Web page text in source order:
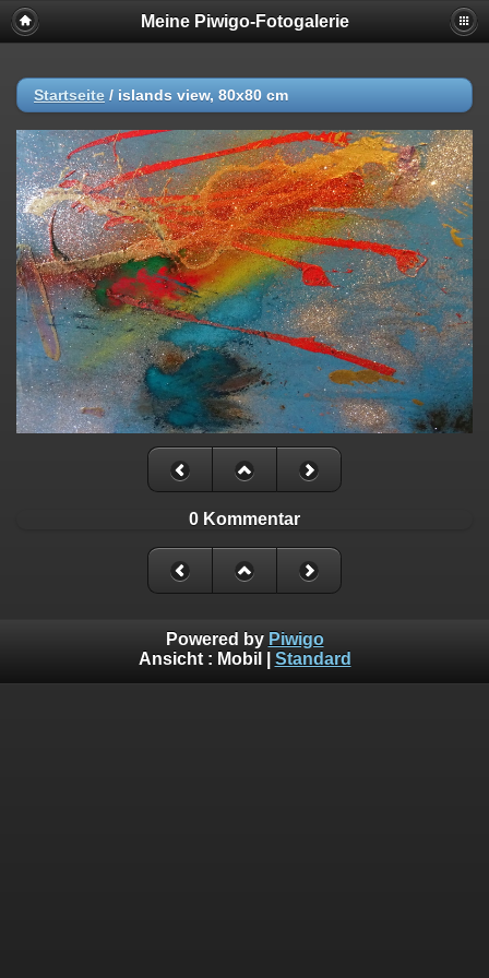
Meine Piwigo-Fotogalerie
Startseite / islands view, 80x80 cm
0 Kommentar
Powered by Piwigo
Ansicht : Mobil Standard